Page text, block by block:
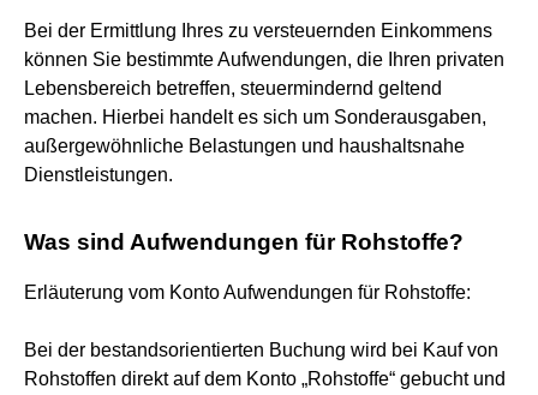
Bei der Ermittlung Ihres zu versteuernden Einkommens
können Sie bestimmte Aufwendungen, die Ihren privaten
Lebensbereich betreffen, steuermindernd geltend
machen. Hierbei handelt es sich um Sonderausgaben,
außergewöhnliche Belastungen und haushaltsnahe
Dienstleistungen.
Was sind Aufwendungen für Rohstoffe?
Erläuterung vom Konto Aufwendungen für Rohstoffe:
Bei der bestandsorientierten Buchung wird bei Kauf von
Rohstoffen direkt auf dem Konto „Rohstoffe“ gebucht und